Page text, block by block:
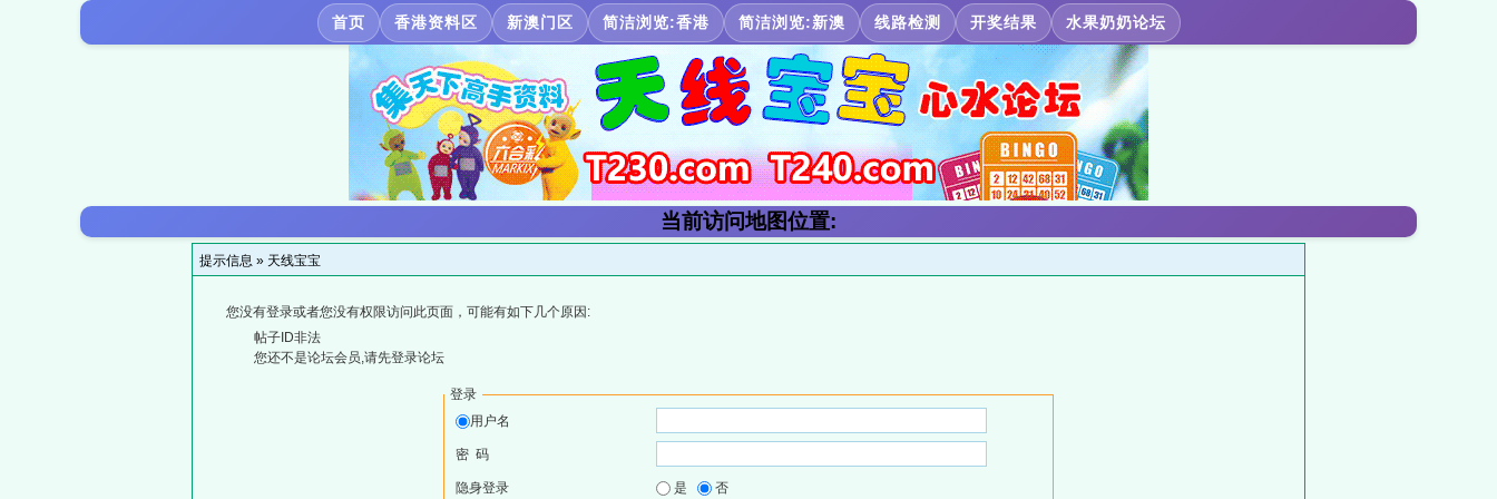
首页 香港资料区 新澳门区 简洁浏览:香港 简洁浏览:新澳 线路检测 开奖结果 水果奶奶论坛
当前访问地图位置:
提示信息 » 天线宝宝
您没有登录或者您没有权限访问此页面，可能有如下几个原因:
帖子ID非法
您还不是论坛会员,请先登录论坛
登录
用户名
密 码
隐身登录 是 否